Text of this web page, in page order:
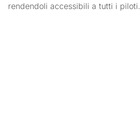
rendendoli accessibili a tutti i piloti.